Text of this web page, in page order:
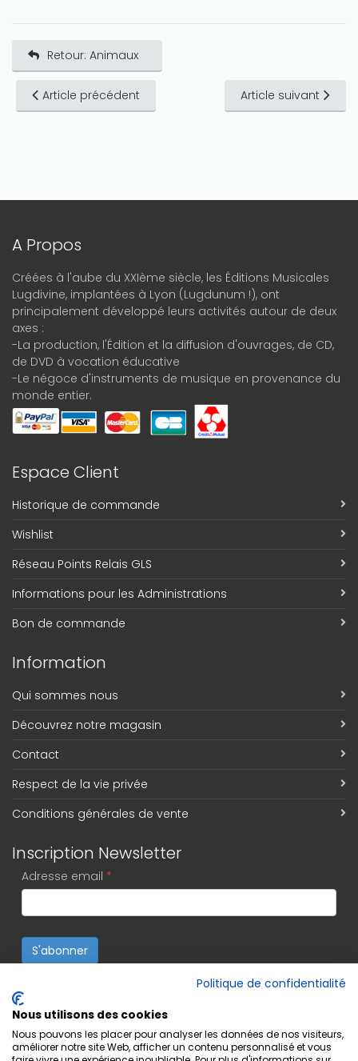
Retour: Animaux
Article précédent Article suivant
A Propos
Créées à l'aube du XXIème siècle, les Éditions Musicales
Lugdivine, implantées à Lyon (Lugdunum !), ont
principalement développé leurs activités autour de deux
axes :
-La production, l'Édition et la diffusion d'ouvrages, de CD,
de DVD à vocation éducative
-Le négoce d'instruments de musique en provenance du
monde entier.
Espace Client
Historique de commande
Wishlist
Réseau Points Relais GLS
Informations pour les Administrations
Bon de commande
Information
Qui sommes nous
Découvrez notre magasin
Contact
Respect de la vie privée
Conditions générales de vente
Inscription Newsletter
Adresse email *
S'abonner
Politique de confidentialité
Nous utilisons des cookies
Nous pouvons les placer pour analyser les données de nos visiteurs,
améliorer notre site Web, afficher un contenu personnalisé et vous